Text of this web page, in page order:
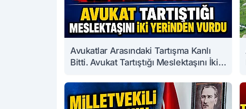
Avukatlar Arasındaki Tartışma Kanlı
Bitti. Avukat Tartıştığı Meslektaşını İki